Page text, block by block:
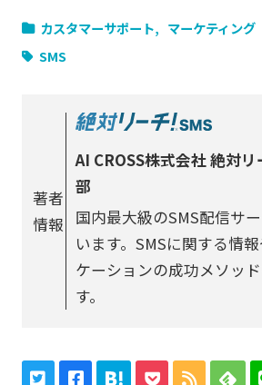
カスタマーサポート
マーケティング
SMS
著者
情報
AI CROSS株式会社 絶対
部
国内最大級のSMS配信サ
います。SMSに関する情
ケーションの成功メソッ
す。